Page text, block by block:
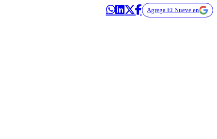
Agrega El Nueve en